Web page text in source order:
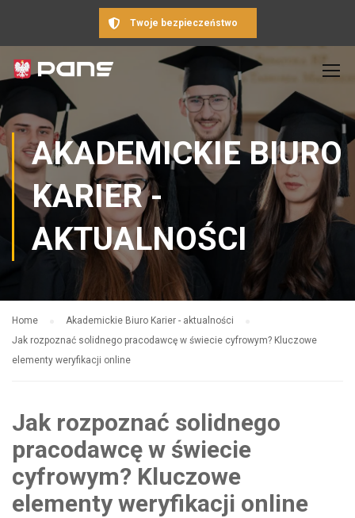
Twoje bezpieczeństwo
AKADEMICKIE BIURO
KARIER -
AKTUALNOŚCI
Home
Akademickie Biuro Karier - aktualności
Jak rozpoznać solidnego pracodawcę w świecie cyfrowym? Kluczowe
elementy weryfikacji online
Jak rozpoznać solidnego
pracodawcę w świecie
cyfrowym? Kluczowe
elementy weryfikacji online